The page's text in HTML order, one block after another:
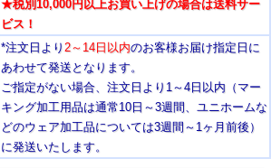
★税別10,000円以上お買い上げの場合は送料サー
ビス！
*注文日より2～14日以内のお客様お届け指定日に
あわせて発送となります。
ご指定がない場合、注文日より1～4日以内 （マー
キング加工用品は通常10日 ～3週間、ユニホームな
どのウェア加工品については3週間～ 1ヶ月前後 ）
に発送いたします。